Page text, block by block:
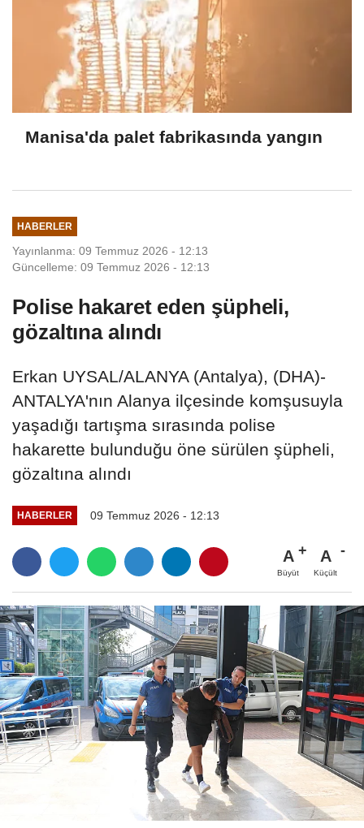
Manisa'da palet fabrikasında yangın
HABERLER
Yayınlanma: 09 Temmuz 2026 - 12:13
Güncelleme: 09 Temmuz 2026 - 12:13
Polise hakaret eden şüpheli,
gözaltına alındı
Erkan UYSAL/ALANYA (Antalya), (DHA)-
ANTALYA'nın Alanya ilçesinde komşusuyla
yaşadığı tartışma sırasında polise
hakarette bulunduğu öne sürülen şüpheli,
gözaltına alındı
HABERLER 09 Temmuz 2026 - 12:13
A
Büyüt
A
Küçült